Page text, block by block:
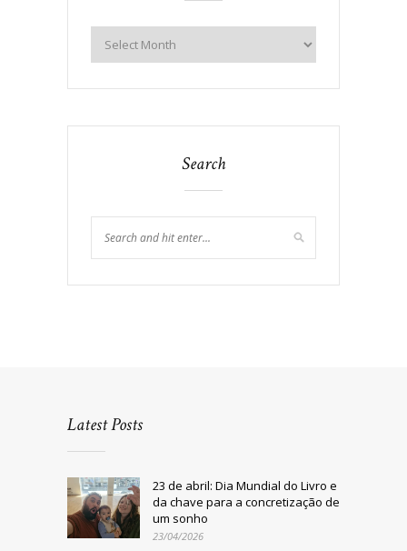
Search
Latest Posts
23 de abril: Dia Mundial do Livro e
da chave para a concretização de
um sonho
23/04/2026